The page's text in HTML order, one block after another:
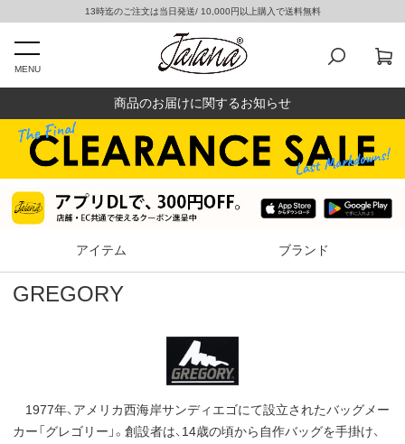
13時迄のご注文は当日発送/ 10,000円以上購入で送料無料
MENU
商品のお届けに関するお知らせ
アイテム ブランド
GREGORY
1977年、アメリカ西海岸サンディエゴにて設立されたバッグメー
カー「グレゴリー」。創設者は、14歳の頃から自作バッグを手掛け、